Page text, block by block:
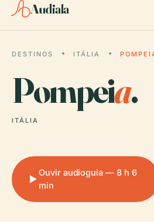
Audiala
DESTINOS ITÁLIA
Pompeia.
ITÁLIA
Ouvir audioguia — 8 h 6
min